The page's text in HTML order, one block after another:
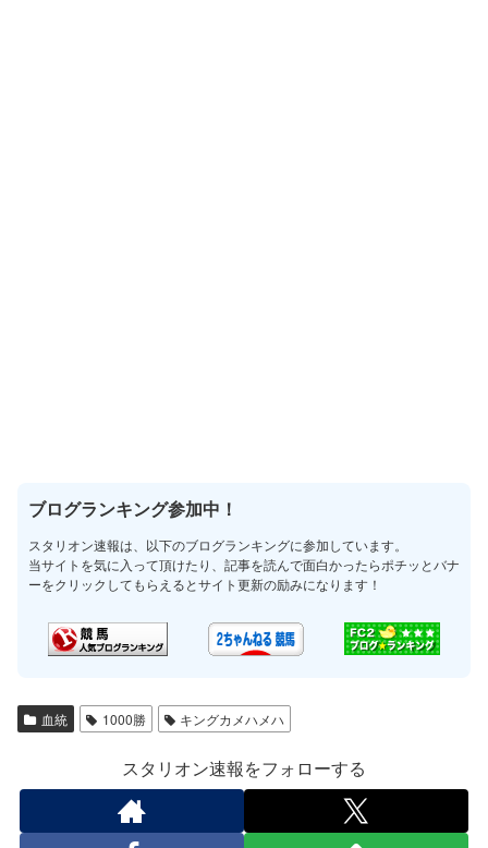
ブログランキング参加中！
スタリオン速報は、以下のブログランキングに参加しています。
当サイトを気に入って頂けたり、記事を読んで面白かったらポチッとバナ
ーをクリックしてもらえるとサイト更新の励みになります！
血統 1000勝 キングカメハメハ
スタリオン速報をフォローする